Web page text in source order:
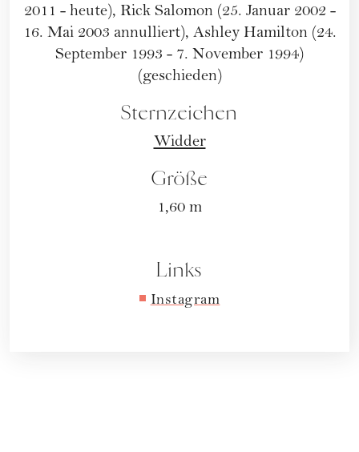
2011 - heute), Rick Salomon (25. Januar 2002 -
16. Mai 2003 annulliert), Ashley Hamilton (24.
September 1993 - 7. November 1994)
(geschieden)
Sternzeichen
Widder
Größe
1,60 m
Links
Instagram